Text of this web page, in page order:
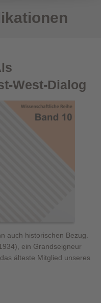
West-Dialog
auch historischen Bezug.
ein Grandseigneur
älteste Mitglied unseres